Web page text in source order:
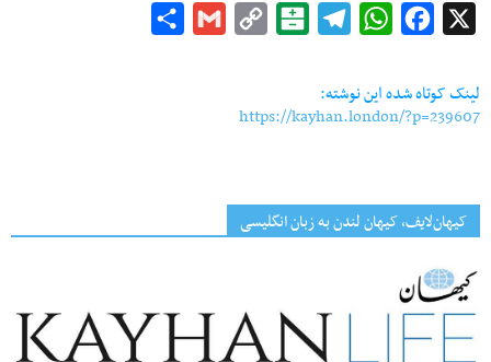
Facebook
WhatsApp
Telegram
Balatarin
Copy
Gmail
لینک کوتاه شده این نوشته:
https://kayhan.london/?p=239607
کیهان‌لایف، کیهان لندن به زبان انگلیسی